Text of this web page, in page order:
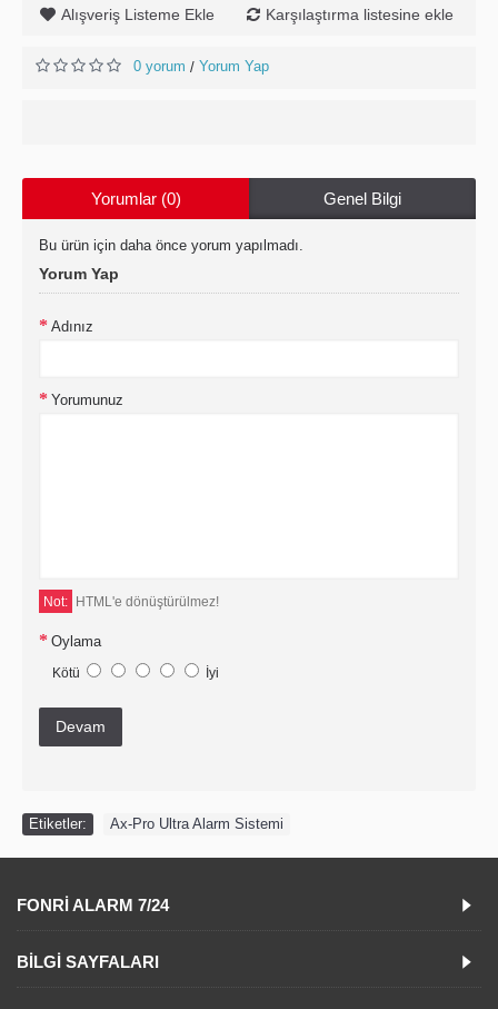
Alışveriş Listeme Ekle Karşılaştırma listesine ekle
0 yorum / Yorum Yap
Yorumlar (0) Genel Bilgi
Bu ürün için daha önce yorum yapılmadı.
Yorum Yap
Adınız
Yorumunuz
Not: HTML'e dönüştürülmez!
Oylama
Kötü İyi
Devam
Etiketler: Ax-Pro Ultra Alarm Sistemi
FONRI ALARM 7/24
BILGI SAYFALARI